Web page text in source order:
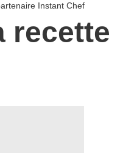
Instant Chef
recette